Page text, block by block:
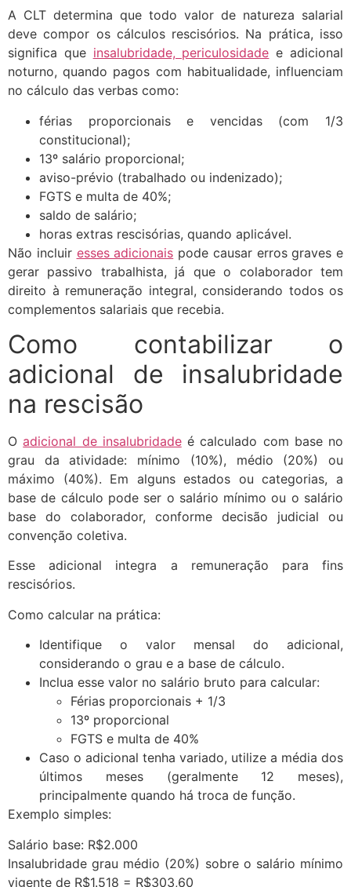
A CLT determina que todo valor de natureza salarial
deve compor os cálculos rescisórios. Na prática, isso
significa que insalubridade, periculosidade e adicional
noturno, quando pagos com habitualidade, influenciam
no cálculo das verbas como:
férias proporcionais e vencidas (com 1/3
constitucional);
13º salário proporcional;
aviso-prévio (trabalhado ou indenizado);
FGTS e multa de 40%;
saldo de salário;
horas extras rescisórias, quando aplicável.
Não incluir esses adicionais pode causar erros graves e
gerar passivo trabalhista, já que o colaborador tem
direito à remuneração integral, considerando todos os
complementos salariais que recebia.
Como contabilizar o
adicional de insalubridade
na rescisão
Oadicional de insalubridadeé calculado com base no
grau da atividade: mínimo (10%), médio (20%) ou
máximo (40%). Em alguns estados ou categorias, a
base de cálculo pode ser o salário mínimo ou o salário
base do colaborador, conforme decisão judicial ou
convenção coletiva.
Esse adicional integra a remuneração para fins
rescisórios.
Como calcular na prática:
Identifique o valor mensal do adicional,
considerando o grau e a base de cálculo.
Inclua esse valor no salário bruto para calcular:
Férias proporcionais + 1/3
13º proporcional
FGTS e multa de 40%
Caso o adicional tenha variado, utilize a média dos
últimos meses (geralmente 12 meses),
principalmente quando há troca de função.
Exemplo simples:
Salário base: R$2.000
Insalubridade grau médio (20%) sobre o salário mínimo
vigente de R$1.518 = R$303,60